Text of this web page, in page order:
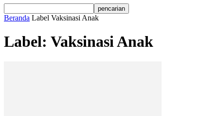
Beranda Label Vaksinasi Anak
Label: Vaksinasi Anak